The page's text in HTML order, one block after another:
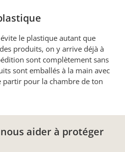
le plastique autant que
produits, on y arrive déjà à
sont complètement sans
sont emballés à la main avec
pour la chambre de ton
aider à protéger